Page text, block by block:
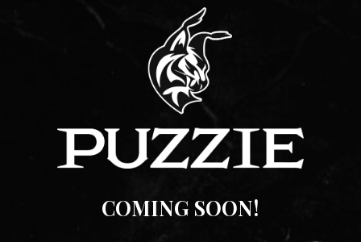
COMING SOON!